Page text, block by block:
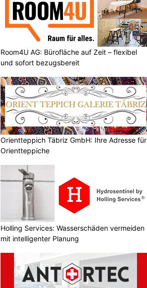
Room4U AG: Bürofläche auf Zeit – flexibel
und sofort bezugsbereit
Orientteppich Täbriz GmbH: Ihre Adresse für
Orientteppiche
Holling Services: Wasserschäden vermeiden
mit intelligenter Planung